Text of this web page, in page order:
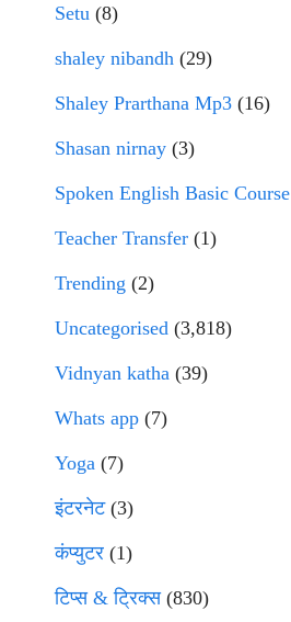
Setu (8)
shaley nibandh (29)
Shaley Prarthana Mp3 (16)
Shasan nirnay (3)
Spoken English Basic Course
Teacher Transfer (1)
Trending (2)
Uncategorised (3,818)
Vidnyan katha (39)
Whats app (7)
Yoga (7)
इंटरनेट(3)
कंप्युटर (1)
टिप्स & ट्रिक्स(830)